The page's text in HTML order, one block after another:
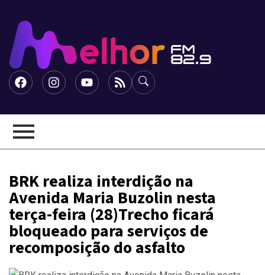
BRK realiza interdição na
Avenida Maria Buzolin nesta
terça-feira (28)Trecho ficará
bloqueado para serviços de
recomposição do asfalto